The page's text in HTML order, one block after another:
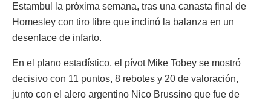
Estambul la próxima semana, tras una canasta final de
Homesley con tiro libre que inclinó la balanza en un
desenlace de infarto.
En el plano estadístico, el pívot Mike Tobey se mostró
decisivo con 11 puntos, 8 rebotes y 20 de valoración,
junto con el alero argentino Nico Brussino que fue de